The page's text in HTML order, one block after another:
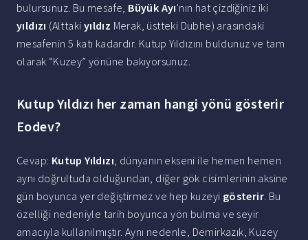
bulursunuz. Bu mesafe, Büyük Ayı'nın hat çizdiğiniz iki
yıldızı (Alttaki yıldız Merak, üstteki Dubhe) arasındaki
mesafenin 5 katı kadardır. Kutup Yıldızını buldunuz ve tam
olarak “Kuzey” yönüne bakıyorsunuz.
Kutup Yıldızı her zaman hangi yönü gösterir
Eodev?
Cevap: Kutup Yıldızı, dünyanın ekseni ile hemen hemen
aynı doğrultuda olduğundan, diğer gök cisimlerinin aksine
gün boyunca yer değiştirmez ve hep kuzeyi gösterir. Bu
özelliği nedeniyle tarih boyunca yön bulma ve seyir
amacıyla kullanılmıştır. Aynı nedenle, Demirkazık, Kuzey